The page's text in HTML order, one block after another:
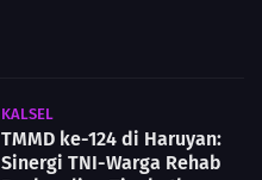
KALSEL
TMMD ke-124 di Haruyan:
Sinergi TNI-Warga Rehab